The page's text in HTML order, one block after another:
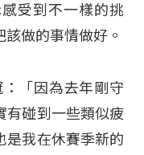
受到不一樣的挑
做的事情做好。
「因為去年剛守
有碰到一些類似疲
是我在休賽季新的